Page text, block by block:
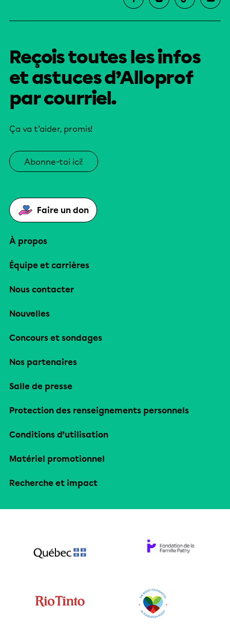
Reçois toutes les infos
et astuces d’Alloprof
par courriel.
Ça va t’aider, promis!
Abonne-toi ici!
Faire un don
À propos
Équipe et carrières
Nous contacter
Nouvelles
Concours et sondages
Nos partenaires
Salle de presse
Protection des renseignements personnels
Conditions d’utilisation
Matériel promotionnel
Recherche et impact